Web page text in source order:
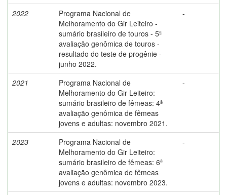
2022
Programa Nacional de
Melhoramento do Gir Leiteiro -
sumário brasileiro de touros - 5ª
avaliação genômica de touros -
resultado do teste de progênie -
junho 2022.
-
2021
Programa Nacional de
Melhoramento do Gir Leiteiro:
sumário brasileiro de fêmeas: 4ª
avaliação genômica de fêmeas
jovens e adultas: novembro 2021.
-
2023
Programa Nacional de
Melhoramento do Gir Leiteiro:
sumário brasileiro de fêmeas: 6ª
avaliação genômica de fêmeas
jovens e adultas: novembro 2023.
-